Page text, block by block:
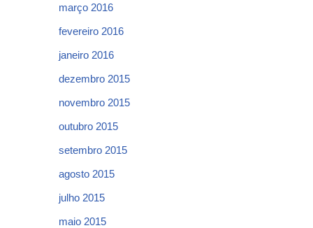
março 2016
fevereiro 2016
janeiro 2016
dezembro 2015
novembro 2015
outubro 2015
setembro 2015
agosto 2015
julho 2015
maio 2015